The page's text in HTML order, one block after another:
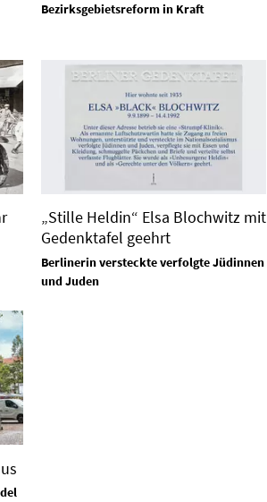
Bezirksgebietsreform in Kraft
„Stille Heldin“ Elsa Blochwitz mit
Gedenktafel geehrt
Berlinerin versteckte verfolgte Jüdinnen
und Juden